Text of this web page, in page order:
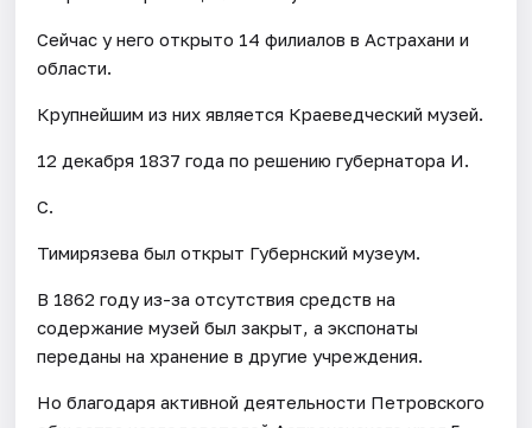
Сейчас у него открыто 14 филиалов в Астрахани и
области.
Крупнейшим из них является Краеведческий музей.
12 декабря 1837 года по решению губернатора И.
С.
Тимирязева был открыт Губернский музеум.
В 1862 году из-за отсутствия средств на
содержание музей был закрыт, а экспонаты
переданы на хранение в другие учреждения.
Но благодаря активной деятельности Петровского